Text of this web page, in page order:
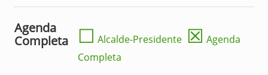
Agenda
Completa
☐ Alcalde-Presidente ☒ Agenda
Completa